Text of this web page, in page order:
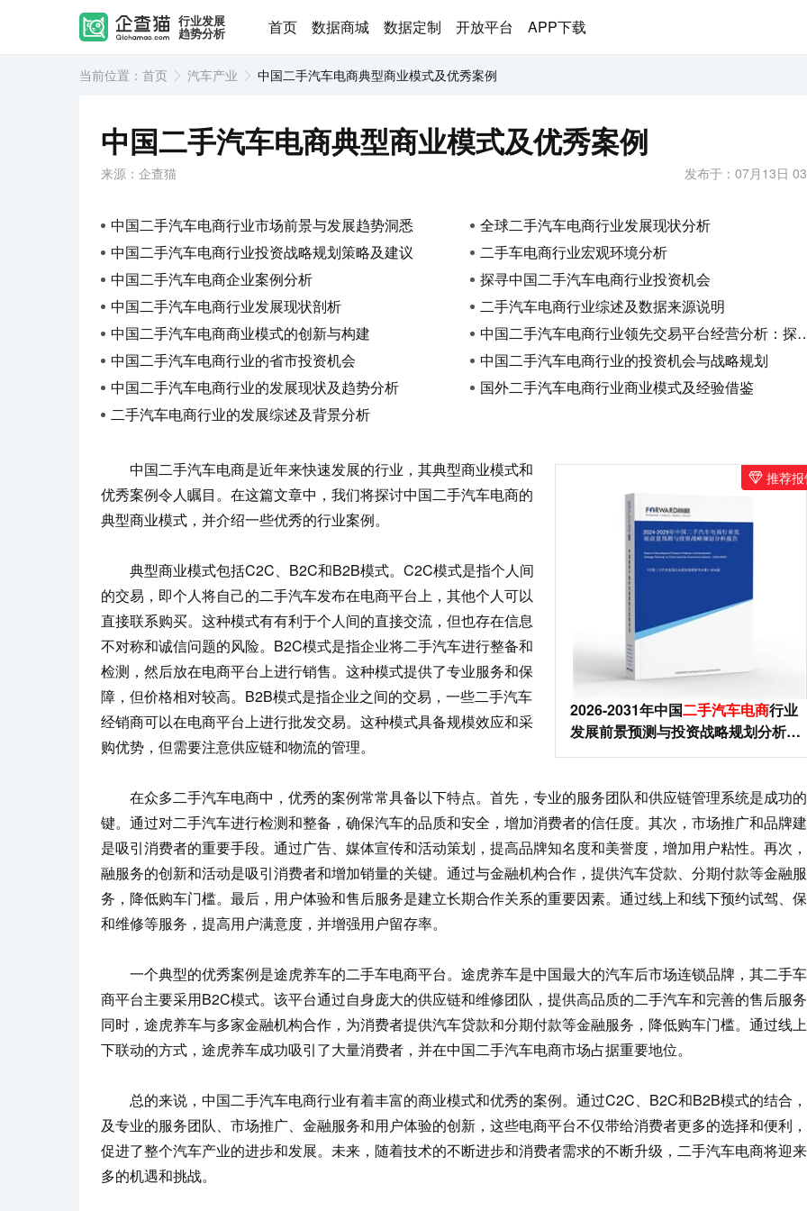
行业发展
趋势分析 首页 数据商城 数据定制 开放平台 APP下载
当前位置： 首页 汽车产业 中国二手汽车电商典型商业模式及优秀案例
中国二手汽车电商典型商业模式及优秀案例
来源：企查猫 发布于：07月13日
中国二手汽车电商行业市场前景与发展趋势洞悉
全球二手汽车电商行业发展现状分析
中国二手汽车电商行业投资战略规划策略及建议
二手车电商行业宏观环境分析
中国二手汽车电商企业案例分析
探寻中国二手汽车电商行业投资机会
中国二手汽车电商行业发展现状剖析
二手汽车电商行业综述及数据来源说明
中国二手汽车电商商业模式的创新与构建
中国二手汽车电商行业领先交易平台经营分析：探索领先之路
中国二手汽车电商行业的省市投资机会
中国二手汽车电商行业的投资机会与战略规划
中国二手汽车电商行业的发展现状及趋势分析
国外二手汽车电商行业商业模式及经验借鉴
二手汽车电商行业的发展综述及背景分析
推荐
2026-2031年中国二手汽车电商行业
发展前景预测与投资战略规划分析报
告
中国二手汽车电商是近年来快速发展的行业，其典型商业模式和
优秀案例令人瞩目。在这篇文章中，我们将探讨中国二手汽车电商的
典型商业模式，并介绍一些优秀的行业案例。
典型商业模式包括C2C、B2C和B2B模式。C2C模式是指个人间
的交易，即个人将自己的二手汽车发布在电商平台上，其他个人可以
直接联系购买。这种模式有有利于个人间的直接交流，但也存在信息
不对称和诚信问题的风险。B2C模式是指企业将二手汽车进行整备和
检测，然后放在电商平台上进行销售。这种模式提供了专业服务和保
障，但价格相对较高。B2B模式是指企业之间的交易，一些二手汽车
经销商可以在电商平台上进行批发交易。这种模式具备规模效应和采
购优势，但需要注意供应链和物流的管理。
在众多二手汽车电商中，优秀的案例常常具备以下特点。首先，专业的服务团队和供应链管理系统是成功
键。通过对二手汽车进行检测和整备，确保汽车的品质和安全，增加消费者的信任度。其次，市场推广和品牌
是吸引消费者的重要手段。通过广告、媒体宣传和活动策划，提高品牌知名度和美誉度，增加用户粘性。再次
融服务的创新和活动是吸引消费者和增加销量的关键。通过与金融机构合作，提供汽车贷款、分期付款等金融服
务，降低购车门槛。最后，用户体验和售后服务是建立长期合作关系的重要因素。通过线上和线下预约试驾、
和维修等服务，提高用户满意度，并增强用户留存率。
一个典型的优秀案例是途虎养车的二手车电商平台。途虎养车是中国最大的汽车后市场连锁品牌，其二手
商平台主要采用B2C模式。该平台通过自身庞大的供应链和维修团队，提供高品质的二手汽车和完善的售后服
同时，途虎养车与多家金融机构合作，为消费者提供汽车贷款和分期付款等金融服务，降低购车门槛。通过线
下联动的方式，途虎养车成功吸引了大量消费者，并在中国二手汽车电商市场占据重要地位。
总的来说，中国二手汽车电商行业有着丰富的商业模式和优秀的案例。通过C2C、B2C和B2B模式的结合
及专业的服务团队、市场推广、金融服务和用户体验的创新，这些电商平台不仅带给消费者更多的选择和便利
促进了整个汽车产业的进步和发展。未来，随着技术的不断进步和消费者需求的不断升级，二手汽车电商将迎
多的机遇和挑战。